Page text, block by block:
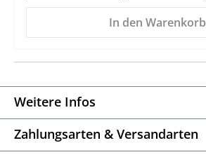
In den Warenkorb
Weitere Infos
Zahlungsarten & Versandarten